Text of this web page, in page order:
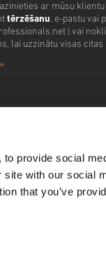
provide social
with our social
that you’ve
ar mūsu
tērzēšanu, e-pastu vai
| vai
lai uzzinātu visas citas
»